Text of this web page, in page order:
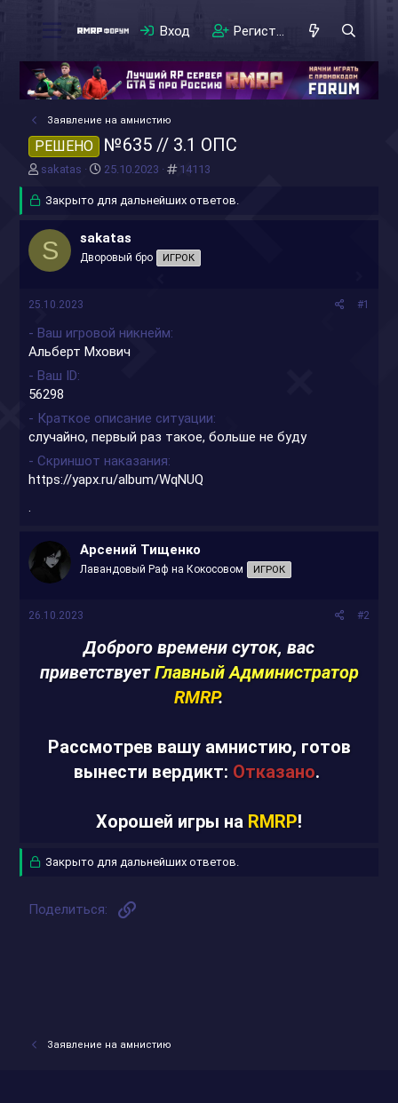
Вход Регистрация
Заявление на амнистию
РЕШЕНО №635 // 3.1 ОПС
А
т
р
т
sakatas
Д
т
н
ч
25.10.2023 #14113
Закрыто для дальнейших ответов.
S sakatas
Дворовый бро ИГРОК
25.10.2023 #1
- Ваш игровой никнейм
Альберт Мхович
- Ваш ID
56298
- Краткое описание ситуации
случайно, первый раз такое, больше не буду
- Скриншот наказания
https://yapx.ru/album/WqNUQ
.
Арсений Тищенко
Лавандовый Раф на Кокосовом ИГРОК
26.10.2023 #2
Доброго времени суток, вас
приветствуетГлавный Администратор
RMRP.
Рассмотрев вашу амнистию, готов
вынести вердикт: Отказано.
Хорошей игры на RMRP!
Закрыто для дальнейших ответов.
Поделиться:
Заявление на амнистию